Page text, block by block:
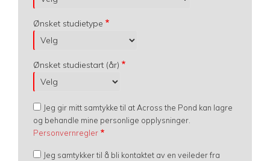
Ønsket studietype
Ønsket studiestart (år)
Jeg gir mitt samtykke til at Across the Pond kan lagre
og behandle mine personlige opplysninger.
Personvernregler
Jeg samtykker til å bli kontaktet av en veileder fra